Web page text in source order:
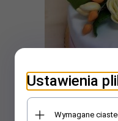
Ustawienia
Wymagane